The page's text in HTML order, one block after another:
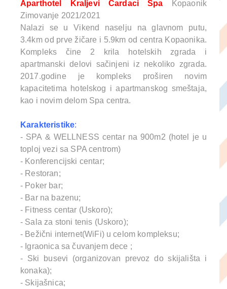
Aparthotel Kraljevi Čardaci Spa Kopaonik
Zimovanje 2021/2021
Nalazi se u Vikend naselju na glavnom putu,
3.4km od prve žičare i 5.9km od centra Kopaonika.
Kompleks čine 2 krila hotelskih zgrada i
apartmanski delovi sačinjeni iz nekoliko zgrada.
2017.godine je kompleks proširen novim
kapacitetima hotelskog i apartmanskog smeštaja,
kao i novim delom Spa centra.
Karakteristike:
- SPA & WELLNESS centar na 900m2 (hotel je u
toploj vezi sa SPA centrom)
- Konferencijski centar;
- Restoran;
- Poker bar;
- Bar na bazenu;
- Fitness centar (Uskoro);
- Sala za stoni tenis (Uskoro);
- Bežični internet(WiFi) u celom kompleksu;
- Igraonica sa čuvanjem dece ;
- Ski busevi (organizovan prevoz do skijališta i
konaka);
- Skijašnica;